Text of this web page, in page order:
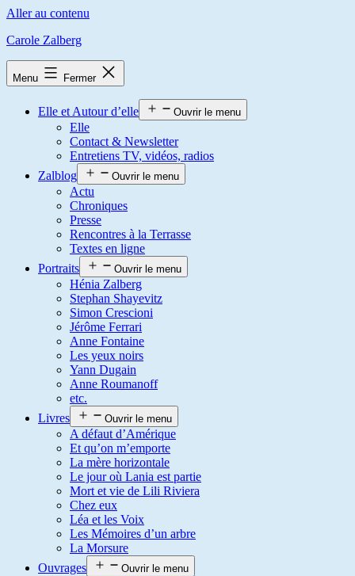
Aller au contenu
Carole Zalberg
Menu Fermer
Elle et Autour d’elle Ouvrir le menu
Elle
Contact & Newsletter
Entretiens TV, vidéos, radios
Zalblog
Ouvrir le menu
Actu
Chroniques
Presse
Rencontres à la Terrasse
Textes en ligne
Portraits
Ouvrir le menu
Hénia Zalberg
Stephan Shayevitz
Simon Crescioni
Jérôme Ferrari
Anne Fontaine
Les yeux noirs
Yann Dugain
Anne Roumanoff
etc.
Livres
Ouvrir le menu
A défaut d’Amérique
Et qu’on m’emporte
La mère horizontale
Le jour où Lania est partie
Mort et vie de Lili Riviera
Chez eux
Léa et les Voix
Les Mémoires d’un arbre
La Morsure
Ouvrages
Ouvrir le menu